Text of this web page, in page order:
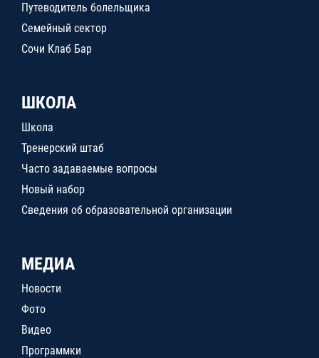
Путеводитель болельщика
Семейный сектор
Сочи Клаб Бар
ШКОЛА
Школа
Тренерский штаб
Часто задаваемые вопросы
Новый набор
Сведения об образовательной организации
МЕДИА
Новости
Фото
Видео
Программки